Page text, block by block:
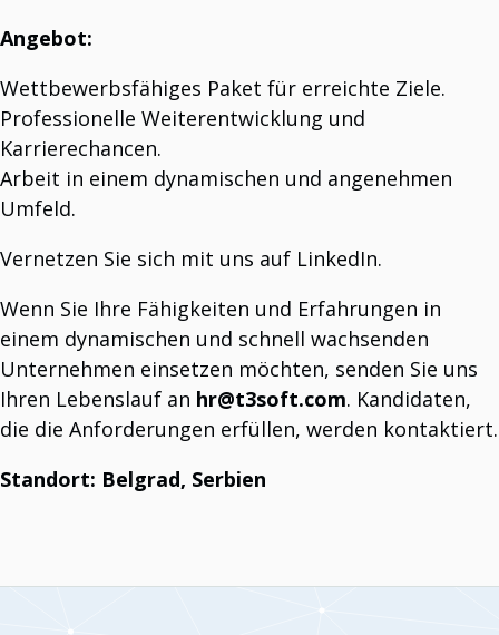
Angebot:
Wettbewerbsfähiges Paket für erreichte Ziele.
Professionelle Weiterentwicklung und
Karrierechancen.
Arbeit in einem dynamischen und angenehmen
Umfeld.
Vernetzen Sie sich mit uns auf LinkedIn.
Wenn Sie Ihre Fähigkeiten und Erfahrungen in
einem dynamischen und schnell wachsenden
Unternehmen einsetzen möchten, senden Sie uns
Ihren Lebenslauf an hr@t3soft.com. Kandidaten,
die die Anforderungen erfüllen, werden kontaktiert.
Standort: Belgrad, Serbien